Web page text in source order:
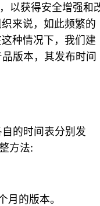
以获得安全增强和
来说，如此频繁的
种情况下，我们建
版本，其发布时间
的时间表分别发
方法:
月的版本。